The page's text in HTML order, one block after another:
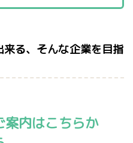
る、そんな企業を目指
案内はこちらか